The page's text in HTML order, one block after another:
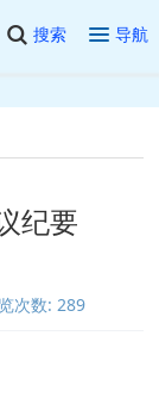
搜索 导航
纪要
次数: 289